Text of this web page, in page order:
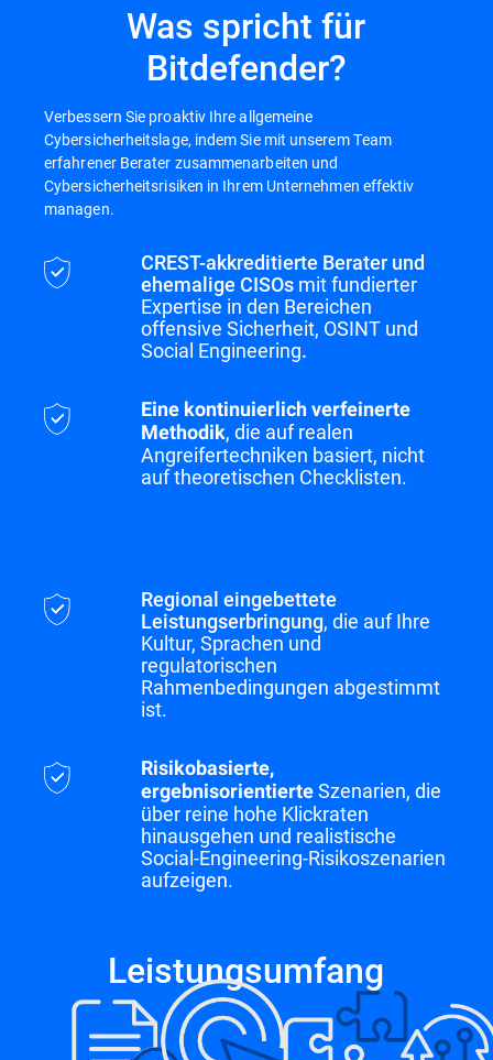
Was spricht für
Bitdefender?
Verbessern Sie proaktiv Ihre allgemeine
Cybersicherheitslage, indem Sie mit unserem Team
erfahrener Berater zusammenarbeiten und
Cybersicherheitsrisiken in Ihrem Unternehmen effektiv
managen.
CREST-akkreditierte Berater und
ehemalige CISOs mit fundierter
Expertise in den Bereichen
offensive Sicherheit, OSINT und
Social Engineering.
Eine kontinuierlich verfeinerte
Methodik, die auf realen
Angreifertechniken basiert, nicht
auf theoretischen Checklisten.
Regional eingebettete
Leistungserbringung, die auf Ihre
Kultur, Sprachen und
regulatorischen
Rahmenbedingungen abgestimmt
ist.
Risikobasierte,
ergebnisorientierteSzenarien, die
über reine hohe Klickraten
hinausgehen und realistische
Social-Engineering-Risikoszenarien
aufzeigen.
Leistungsumfang